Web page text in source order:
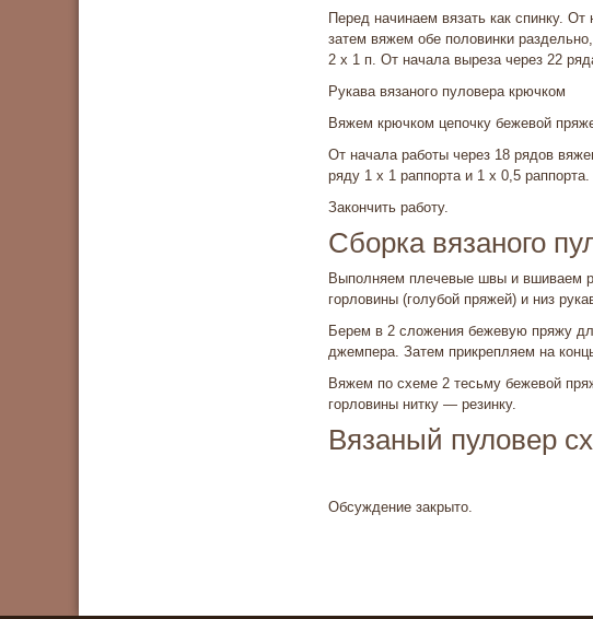
Перед начинаем вязать как спинку.
затем вяжем обе половинки
2 х 1 п. От начала выреза через 22
Рукава вязаного пуловера крючком
Вяжем крючком цепочку бежевой
От начала работы через 18 рядов
ряду 1 х 1 раппорта и 1 х 0,5 раппорта.
Закончить работу.
Сборка вязаного
Выполняем плечевые швы и вшиваем
горловины (голубой пря­жей) и низ
Берем в 2 сложения бежевую пряжу
джемпера. Затем прикрепляем на
Вяжем по схеме 2 тесьму бе­жевой
горловины нитку — резинку.
Вязаный пуловер
Обсуждение закрыто.